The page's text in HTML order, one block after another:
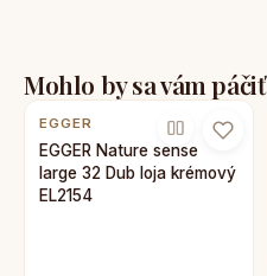
Mohlo by sa vám páčiť
EGGER
EGGER Nature sense
large 32 Dub loja krémový
EL2154